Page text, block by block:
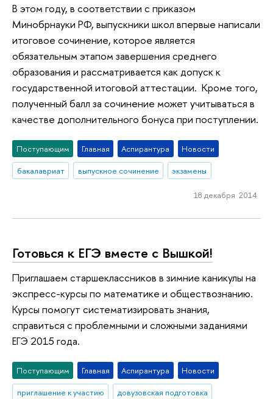
В этом году, в соответствии с приказом
Минобрнауки РФ, выпускники школ впервые написали
итоговое сочинение, которое является
обязательным этапом завершения среднего
образования и рассматривается как допуск к
государственной итоговой аттестации. Кроме того,
полученный балл за сочинение может учитываться в
качестве дополнительного бонуса при поступлении.
Поступающим Главная Аспирантура
Новости
бакалавриат
выпускное сочинение экзамены
18 декабря 2014
Готовься к ЕГЭ вместе с Вышкой!
Приглашаем старшеклассников в зимние каникулы на
экспресс-курсы по математике и обществознанию.
Курсы помогут систематизировать знания,
справиться с проблемными и сложными заданиями
ЕГЭ 2015 года.
Поступающим Главная Аспирантура
Новости
приглашение к участию
довузовская подготовка